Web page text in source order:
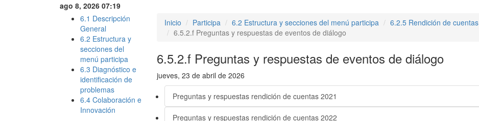
ago 8, 2026 07:19
6.1 Descripción
General
6.2 Estructura y
secciones del
menú participa
6.3 Diagnóstico e
identificación de
problemas
6.4 Colaboración e
Innovación
Inicio Participa 6.2 Estructura y secciones del menú participa
6.2.5 Rendición de cuentas
6.5.2.f Preguntas y respuestas de eventos de diálogo
6.5.2.f Preguntas y respuestas de eventos de diálogo
jueves, 23 de abril de 2026
Preguntas y respuestas rendición de cuentas 2021
Preguntas y respuestas rendición de cuentas 2022